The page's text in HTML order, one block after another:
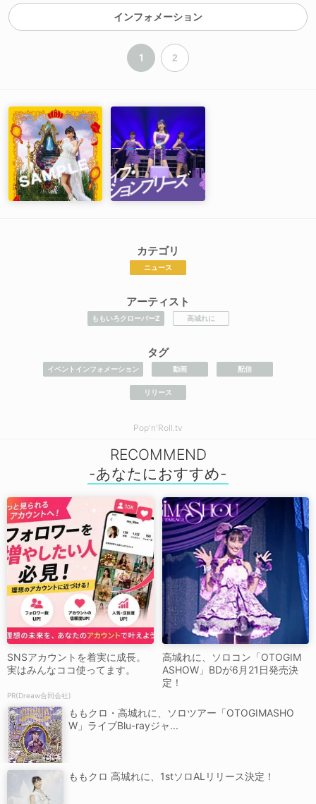
インフォメーション
1 2
カテゴリ
ニュース
アーティスト
ももいろクローバーZ 高城れに
タグ
イベントインフォメーション 動画 配信
リリース
Pop'n'Roll.tv
RECOMMEND
SNSアカウントを着実に成長。
実はみんなココ使ってます。
PR(Dreaw合同会社)
高城れに、ソロコン「OTOGIM
ASHOW」BDが6月21日発売決
定！
ももクロ・高城れに、ソロツアー「OTOGIMASHO
W」ライブBlu-rayジャ...
ももクロ 高城れに、1stソロALリリース決定！